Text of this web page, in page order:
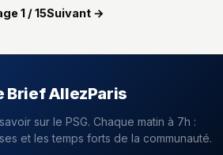
1 / 15Suivant →
Brief AllezParis
sur le PSG. Chaque matin à 7h :
et les temps forts de la communauté.